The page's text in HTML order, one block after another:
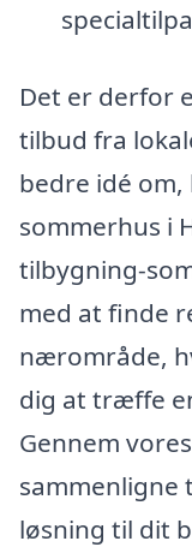
Det er derfor
tilbud fra
bedre idé
sommerhus i
tilbygning-
med at finde
nærområde,
dig at træffe
Gennem
sammenligne
løsning til dit